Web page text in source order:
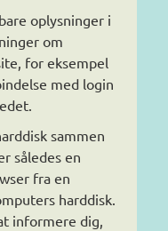
oplysninger i
om
for eksempel
med login
sammen
således en
fra en
harddisk.
informere dig,